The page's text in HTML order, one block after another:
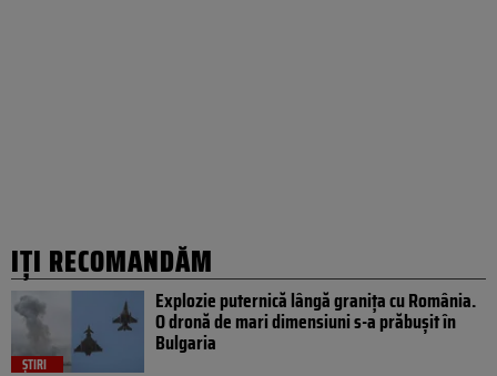
IȚI RECOMANDĂM
ȘTIRI
Explozie puternică lângă granița cu România.
O dronă de mari dimensiuni s-a prăbușit în
Bulgaria